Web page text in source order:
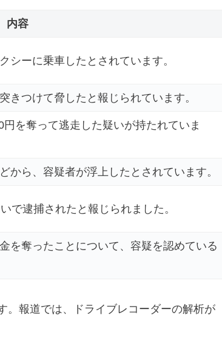
内容
シーに乗車したとされています。
きつけて脅したと報じられています。
を奪って逃走した疑いが持たれていま
から、容疑者が浮上したとされています。
で逮捕されたと報じられました。
を奪ったことについて、容疑を認めている
。報道では、ドライブレコーダーの解析が